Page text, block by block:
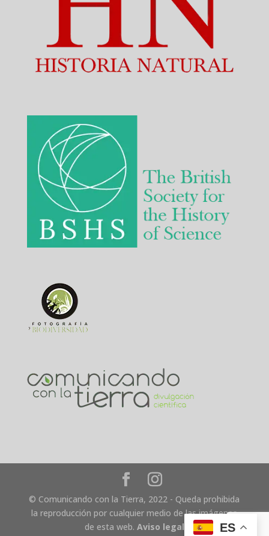
© Comunicando con la Tierra, 2022 - Queda prohibida
la reproducción por cualquier medio de las imágenes
de esta web. Aviso legal
ES